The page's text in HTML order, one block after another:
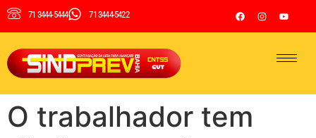
71 3444-5444 71 3444-5422
O trabalhador tem